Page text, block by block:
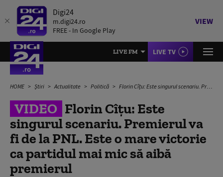
Digi24
m.digi24.ro
FREE - In Google Play
VIEW
LIVE FM LIVE TV
HOME Știri Actualitate Politică Florin Cîțu: Este singurul scenariu. Premierul va fi de la PNL. Este o mare victorie ca partidul mai mic să aibă premierul
VIDEO Florin Cîțu: Este
singurul scenariu. Premierul va
fi de la PNL. Este o mare victorie
ca partidul mai mic să aibă
premierul